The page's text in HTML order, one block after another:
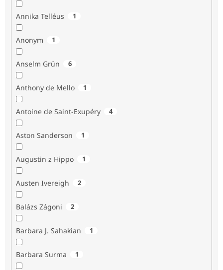
Annika Telléus 1
Anonym 1
Anselm Grün 6
Anthony de Mello 1
Antoine de Saint-Exupéry 4
Aston Sanderson 1
Augustin z Hippo 1
Austen Ivereigh 2
Balázs Zágoni 2
Barbara J. Sahakian 1
Barbara Surma 1